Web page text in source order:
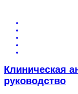
Клиническая
руководство